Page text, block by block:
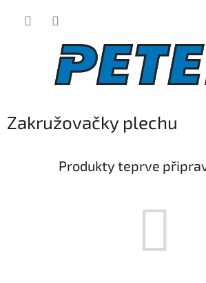
Zakružovačky plechu
Produkty teprve